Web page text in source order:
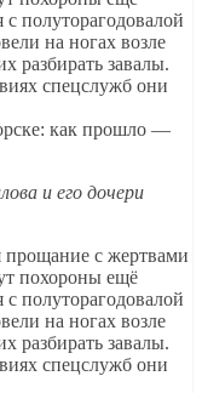
с полуторагодовалой
на ногах возле
разбирать завалы.
спецслужб они
и его дочери
прощание с жертвами
похороны ещё
с полуторагодовалой
на ногах возле
разбирать завалы.
спецслужб они